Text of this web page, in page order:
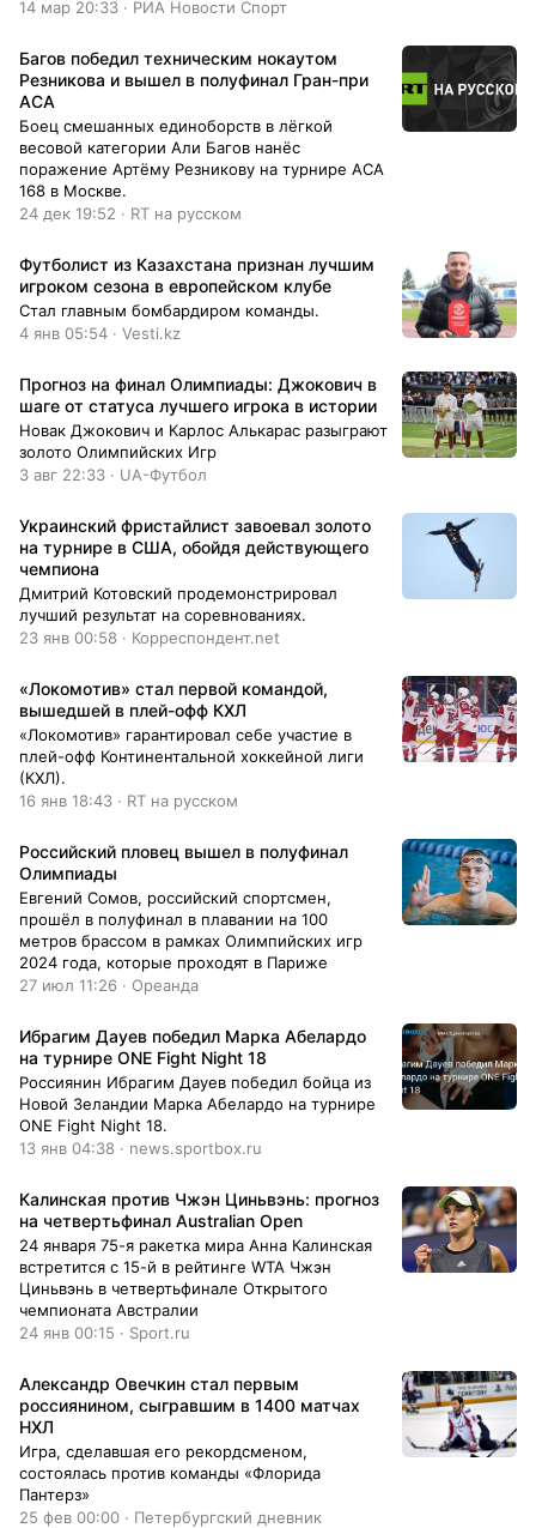
14 мар 20:33 · РИА Новости Спорт
Багов победил техническим нокаутом
Резникова и вышел в полуфинал Гран-при
ACA
Боец смешанных единоборств в лёгкой
весовой категории Али Багов нанёс
поражение Артёму Резникову на турнире ACA
168 в Москве.
24 дек 19:52 · RT на русском
Футболист из Казахстана признан лучшим
игроком сезона в европейском клубе
Стал главным бомбардиром команды.
4 янв 05:54 · Vesti.kz
Прогноз на финал Олимпиады: Джокович в
шаге от статуса лучшего игрока в истории
Новак Джокович и Карлос Алькарас разыграют
золото Олимпийских Игр
3 авг 22:33 · UA-Футбол
Украинский фристайлист завоевал золото
на турнире в США, обойдя действующего
чемпиона
Дмитрий Котовский продемонстрировал
лучший результат на соревнованиях.
23 янв 00:58 · Корреспондент.net
«Локомотив» стал первой командой,
вышедшей в плей-офф КХЛ
«Локомотив» гарантировал себе участие в
плей-офф Континентальной хоккейной лиги
(КХЛ).
16 янв 18:43 · RT на русском
Российский пловец вышел в полуфинал
Олимпиады
Евгений Сомов, российский спортсмен,
прошёл в полуфинал в плавании на 100
метров брассом в рамках Олимпийских игр
2024 года, которые проходят в Париже
27 июл 11:26 · Ореанда
Ибрагим Дауев победил Марка Абелардо
на турнире ONE Fight Night 18
Россиянин Ибрагим Дауев победил бойца из
Новой Зеландии Марка Абелардо на турнире
ONE Fight Night 18.
13 янв 04:38 · news.sportbox.ru
Калинская против Чжэн Циньвэнь: прогноз
на четвертьфинал Australian Open
24 января 75-я ракетка мира Анна Калинская
встретится с 15-й в рейтинге WTA Чжэн
Циньвэнь в четвертьфинале Открытого
чемпионата Австралии
24 янв 00:15 · Sport.ru
Александр Овечкин стал первым
россиянином, сыгравшим в 1400 матчах
НХЛ
Игра, сделавшая его рекордсменом,
состоялась против команды «Флорида
Пантерз»
25 фев 00:00 · Петербургский дневник